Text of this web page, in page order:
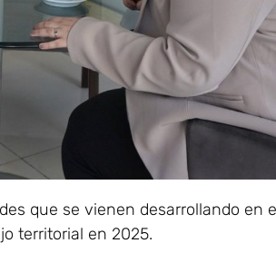
que se vienen desarrollando en
territorial en 2025.